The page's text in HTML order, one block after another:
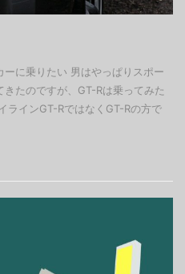
に乗りたい 男はやっぱりスポー
たのですが、GT-Rは乗ってみた
ラインGT-RではなくGT-Rの方で